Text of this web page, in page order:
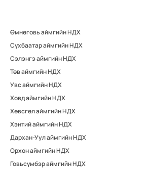
Өмнөговь аймгийн НДХ
Сүхбаатар аймгийн НДХ
Сэлэнгэ аймгийн НДХ
Төв аймгийн НДХ
Увс аймгийн НДХ
Ховд аймгийн НДХ
Хөвсгөл аймгийн НДХ
Хэнтий аймгийн НДХ
Дархан-Уул аймгийн НДХ
Орхон аймгийн НДХ
Говьсүмбэр аймгийн НДХ